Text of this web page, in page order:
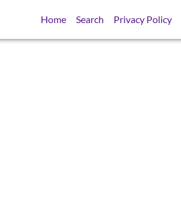
Home Search Privacy Policy